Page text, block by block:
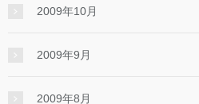
2009年10月
2009年9月
2009年8月